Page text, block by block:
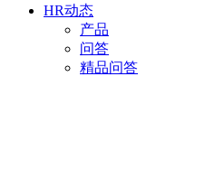
HR动态
产品
问答
精品问答